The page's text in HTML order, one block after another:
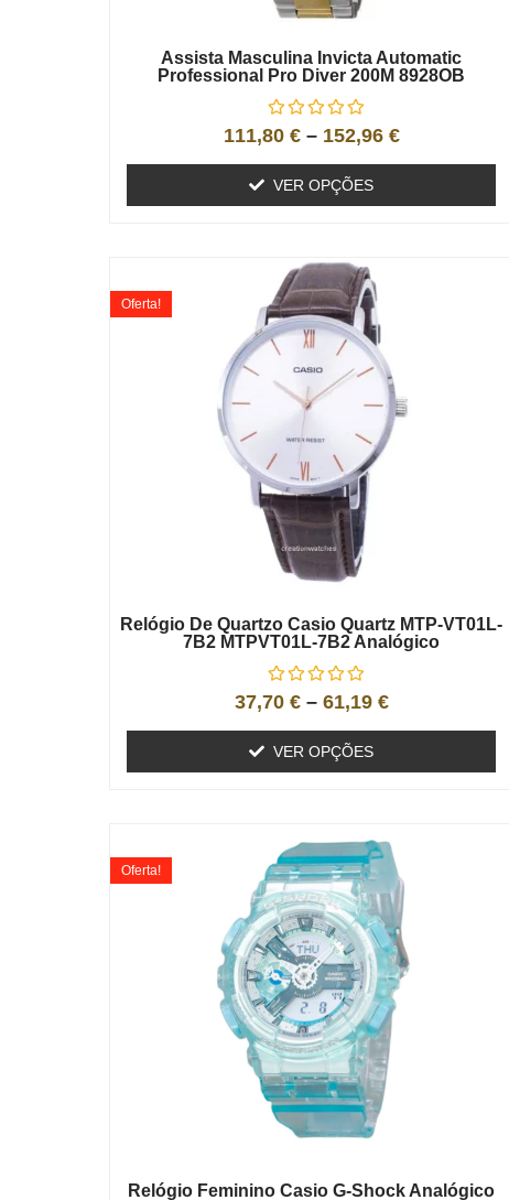
Assista Masculina Invicta Automatic
Professional Pro Diver 200M 8928OB
111,80 € – 152,96 €
VER OPÇÕES
Relógio De Quartzo Casio Quartz MTP-VT01L-
7B2 MTPVT01L-7B2 Analógico
Oferta!
37,70 € – 61,19 €
VER OPÇÕES
Relógio Feminino Casio G-Shock Analógico
Oferta!